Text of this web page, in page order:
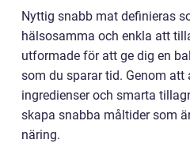
Nyttig snabb mat definieras
hälsosamma och enkla att
utformade för att ge dig en
som du sparar tid. Genom att
ingredienser och smarta
skapa snabba måltider som
näring.